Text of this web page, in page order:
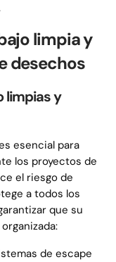
limpia y
desechos
limpias y
esencial para
los proyectos de
el riesgo de
a todos los
que su
de escape